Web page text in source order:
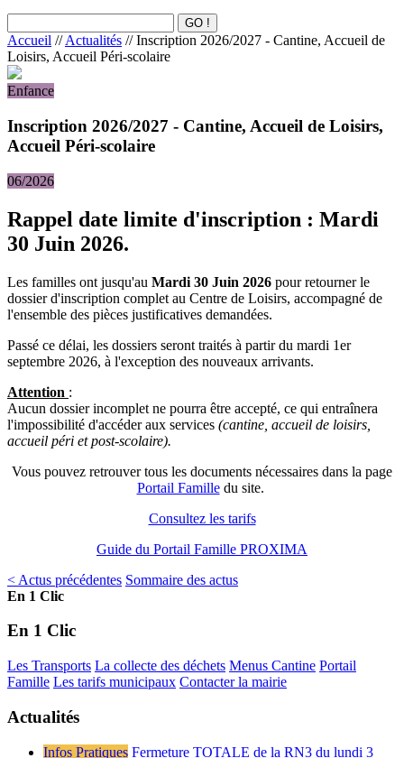
Accueil //Actualités // Inscription 2026/2027 - Cantine, Accueil de
Loisirs, Accueil Péri-scolaire
Enfance
Inscription 2026/2027 - Cantine, Accueil de Loisirs,
Accueil Péri-scolaire
06/2026
Rappel date limite d'inscription : Mardi
30 Juin 2026.
Les familles ont jusqu'au Mardi 30 Juin 2026 pour retourner le
dossier d'inscription complet au Centre de Loisirs, accompagné de
l'ensemble des pièces justificatives demandées.
Passé ce délai, les dossiers seront traités à partir du mardi 1er
septembre 2026, à l'exception des nouveaux arrivants.
Attention :
Aucun dossier incomplet ne pourra être accepté, ce qui entraînera
l'impossibilité d'accéder aux services (cantine, accueil de loisirs,
accueil péri et post-scolaire).
Vous pouvez retrouver tous les documents nécessaires dans la page
Portail Familledu site.
Consultez les tarifs
Guide du Portail Famille PROXIMA
< Actus précédentes Sommaire des actus
En 1 Clic
En 1 Clic
Les Transports La collecte des déchets Menus Cantine Portail
Famille Les tarifs municipaux Contacter la mairie
Actualités
Infos Pratiques Fermeture TOTALE de la RN3 du lundi 3